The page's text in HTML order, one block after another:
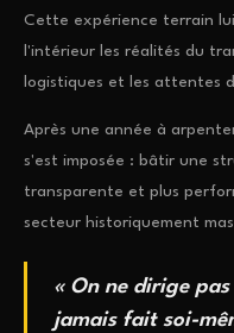
Cette expérience terrain
l'intérieur les réalités du
logistiques et les attentes
Après une année à
s'est imposée : bâtir une
transparente et plus
secteur historiquement
« On ne dirige
jamais fait soi-